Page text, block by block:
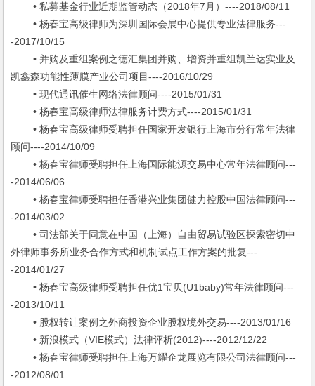
• 私募基金行业近期监管动态（2018年7月）----2018/08/11
• 杨春宝高级律师为深圳国际会展中心提供专业法律服务---
-2017/10/15
• 并购及重组案例之德汇集团并购、增资并重组凯兰达实业及
凯鑫森功能性薄膜产业公司项目----2016/10/29
• 现代通讯催生网络法律顾问----2015/01/31
• 杨春宝高级律师法律服务计费方式----2015/01/31
• 杨春宝高级律师受聘担任国家开发银行上海市分行常年法律
顾问----2014/10/09
• 杨春宝律师受聘担任上海国际能源交易中心常年法律顾问---
-2014/06/06
• 杨春宝律师受聘担任香港兴业集团健力控股中国法律顾问---
-2014/03/02
• 司法部关于同意在中国（上海）自由贸易试验区探索密切中
外律师事务所业务合作方式和机制试点工作方案的批复---
-2014/01/27
• 杨春宝高级律师受聘担任优1宝贝(U1baby)常年法律顾问---
-2013/10/11
• 股权转让案例之外商投资企业股权境外交易----2013/01/16
• 新浪模式（VIE模式）法律评析(2012)----2012/12/22
• 杨春宝律师受聘担任上海万耀企龙展览有限公司法律顾问---
-2012/08/01